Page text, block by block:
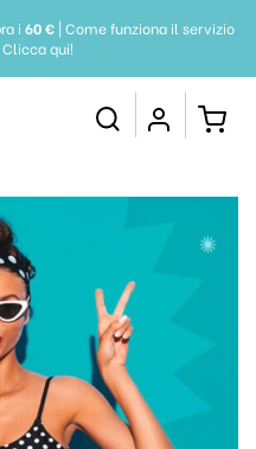
i 60 €| Come funziona il servizio
Clicca qui!